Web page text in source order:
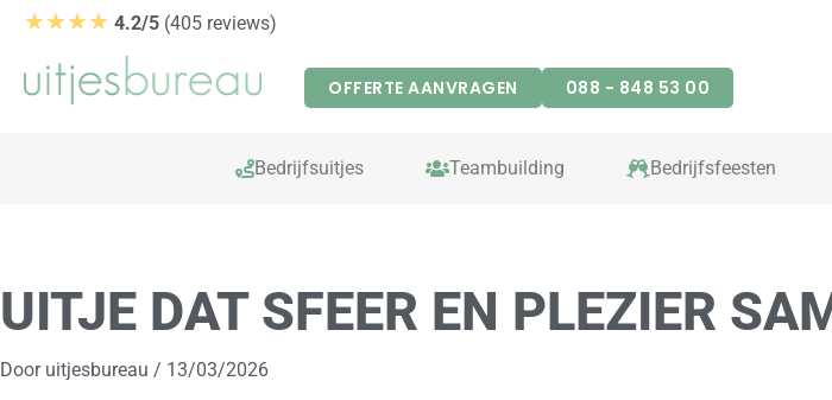
★★★★ 4.2/5 (405 reviews)
OFFERTE AANVRAGEN 088 - 848 53 00
Bedrijfsuitjes Teambuilding Bedrijfsfeesten
UITJE DAT SFEER EN PLEZIER
Door uitjesbureau / 13/03/2026